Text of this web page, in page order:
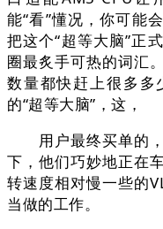
能“看”懂况，你可能
把这个“超等大脑”正
圈最炙手可热的词汇
数量都快赶上很多多
的“超等大脑”，这，
用户最终买单的，
下，他们巧妙地正在
转速度相对慢一些的
当做的工作。